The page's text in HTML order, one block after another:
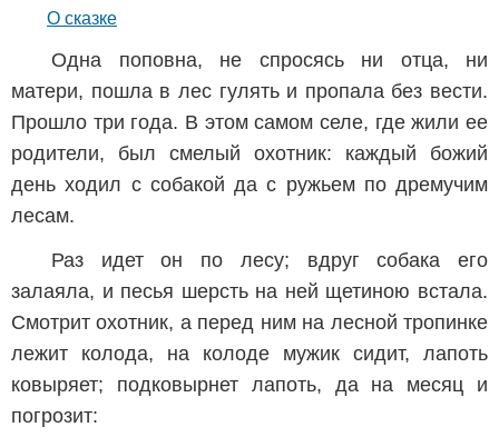
О сказке
Одна поповна, не спросясь ни отца, ни
матери, пошла в лес гулять и пропала без вести.
Прошло три года. В этом самом селе, где жили ее
родители, был смелый охотник: каждый божий
день ходил с собакой да с ружьем по дремучим
лесам.
Раз идет он по лесу; вдруг собака его
залаяла, и песья шерсть на ней щетиною встала.
Смотрит охотник, а перед ним на лесной тропинке
лежит колода, на колоде мужик сидит, лапоть
ковыряет; подковырнет лапоть, да на месяц и
погрозит: